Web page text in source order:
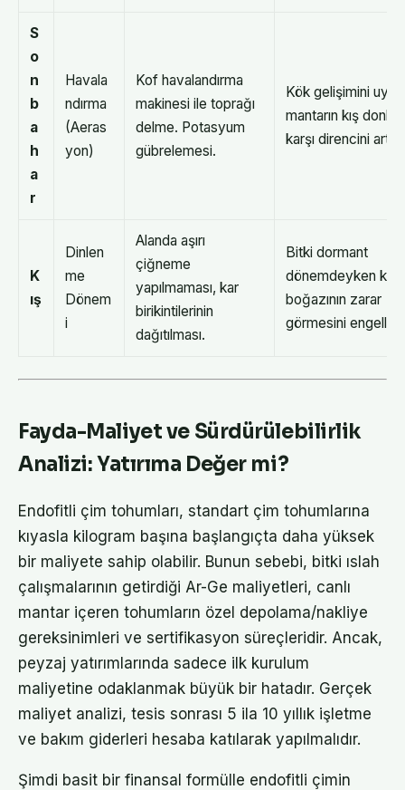
S
o
n
b
a
h
a
r
Havala
ndırma
(Aeras
yon)
Kof havalandırma
makinesi ile toprağı
delme. Potasyum
gübrelemesi.
Kök gelişimini
mantarın kış
karşı direncini
K
ış
Dinlen
me
Dönem
i
Alanda aşırı
çiğneme
yapılmaması, kar
birikintilerinin
dağıtılması.
Bitki dormant
dönemdeyken kök
boğazının zarar
görmesini engeller.
Fayda-Maliyet ve Sürdürülebilirlik
Analizi: Yatırıma Değer mi?
Endofitli çim tohumları, standart çim tohumlarına
kıyasla kilogram başına başlangıçta daha yüksek
bir maliyete sahip olabilir. Bunun sebebi, bitki ıslah
çalışmalarının getirdiği Ar-Ge maliyetleri, canlı
mantar içeren tohumların özel depolama/nakliye
gereksinimleri ve sertifikasyon süreçleridir. Ancak,
peyzaj yatırımlarında sadece ilk kurulum
maliyetine odaklanmak büyük bir hatadır. Gerçek
maliyet analizi, tesis sonrası 5 ila 10 yıllık işletme
ve bakım giderleri hesaba katılarak yapılmalıdır.
Şimdi basit bir finansal formülle endofitli çimin